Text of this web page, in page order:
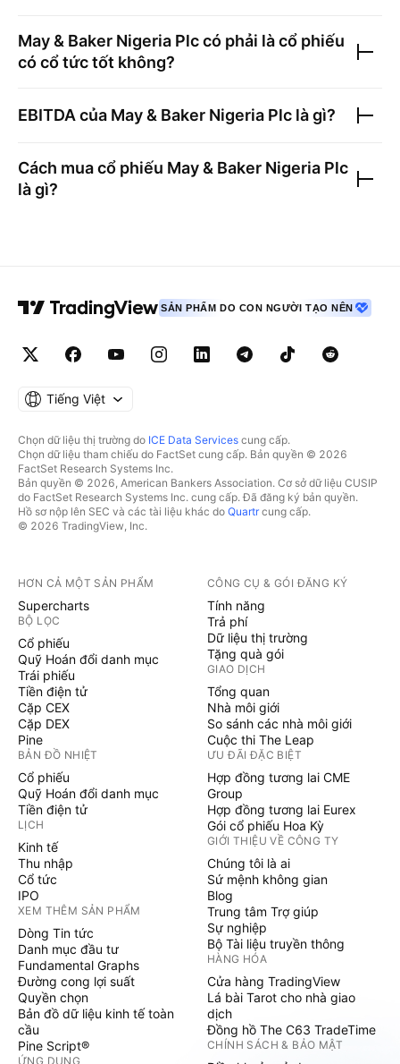
May & Baker Nigeria Plccó phải là cổ phiếu
có cổ tức tốt không?
EBITDA của May & Baker Nigeria Plc là gì?
Cách mua cổ phiếu May & Baker Nigeria Plc
là gì?
SẢN PHẨM DO CON NGƯỜI TẠO NÊN
Tiếng Việt
Chọn dữ liệu thị trường do ICE Data Services cung cấp.
Chọn dữ liệu tham chiếu do FactSet cung cấp. Bản quyền © 2026
FactSet Research Systems Inc.
Bản quyền © 2026, American Bankers Association. Cơ sở dữ liệu CUSIP
do FactSet Research Systems Inc. cung cấp. Đã đăng ký bản quyền.
Hồ sơ nộp lên SEC và các tài liệu khác do Quartrcung cấp.
© 2026 TradingView, Inc.
HƠN CẢ MỘT SẢN PHẨM
Supercharts
BỘ LỌC
Cổ phiếu
Quỹ Hoán đổi danh mục
Trái phiếu
Tiền điện tử
Cặp CEX
Cặp DEX
Pine
BẢN ĐỒ NHIỆT
Cổ phiếu
Quỹ Hoán đổi danh mục
Tiền điện tử
LỊCH
Kinh tế
Thu nhập
Cổ tức
IPO
XEM THÊM SẢN PHẨM
Dòng Tin tức
Danh mục đầu tư
Fundamental Graphs
Đường cong lợi suất
Quyền chọn
Bản đồ dữ liệu kinh tế toàn
cầu
Pine Script®
ỨNG DỤNG
CÔNG CỤ & GÓI ĐĂNG KÝ
Tính năng
Trả phí
Dữ liệu thị trường
Tặng quà gói
GIAO DỊCH
Tổng quan
Nhà môi giới
So sánh các nhà môi giới
Cuộc thi The Leap
ƯU ĐÃI ĐẶC BIỆT
Hợp đồng tương lai CME
Group
Hợp đồng tương lai Eurex
Gói cổ phiếu Hoa Kỳ
GIỚI THIỆU VỀ CÔNG TY
Chúng tôi là ai
Sứ mệnh không gian
Blog
Trung tâm Trợ giúp
Sự nghiệp
Bộ Tài liệu truyền thông
HÀNG HÓA
Cửa hàng TradingView
Lá bài Tarot cho nhà giao
dịch
Đồng hồ The C63 TradeTime
CHÍNH SÁCH & BẢO MẬT